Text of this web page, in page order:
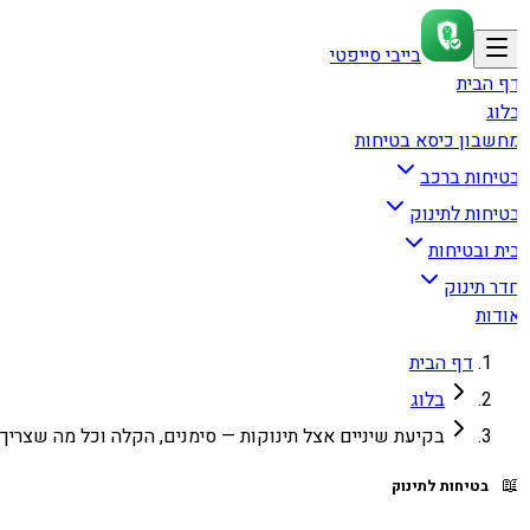
בייבי סייפטי
הבית
כיסא בטיחות
ברכב
לתינוק
ובטיחות
תינוק
דף הבית
בלוג
בקיעת שיניים אצל תינוקות — סימנים, הקלה וכל מה שצריך
בטיחות לתינוק